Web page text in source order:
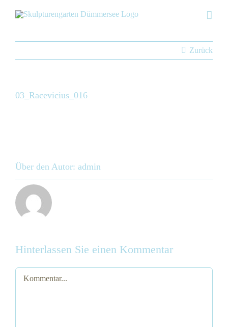
Zurück
03_Racevicius_016
Über den Autor: admin
Hinterlassen Sie einen Kommentar